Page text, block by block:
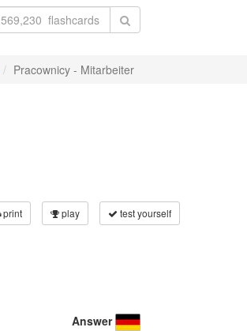
Pracownicy - Mitarbeiter
print play test yourself
Answer